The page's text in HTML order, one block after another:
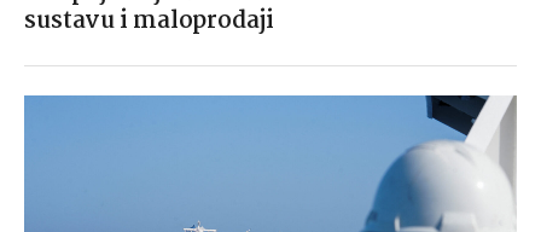
sustavu i maloprodaji